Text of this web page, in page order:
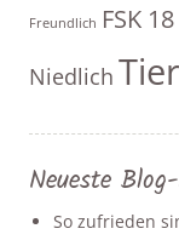
Freundlich FSK 18
Niedlich
Neueste
So zufrieden